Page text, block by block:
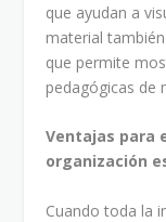
que ayudan a
material
que permite
pedagógicas de
Ventajas para
organización
Cuando toda la